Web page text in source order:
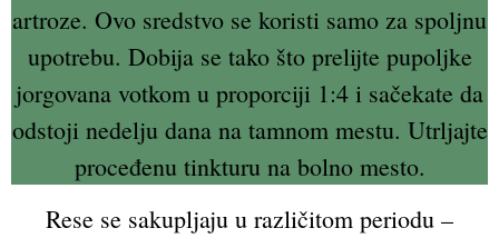
artroze. Ovo sredstvo se koristi samo za spoljnu
upotrebu. Dobija se tako što prelijte pupoljke
jorgovana votkom u proporciji 1:4 i sačekate da
odstoji nedelju dana na tamnom mestu. Utrljajte
proceđenu tinkturu na bolno mesto.
Rese se sakupljaju u različitom periodu –